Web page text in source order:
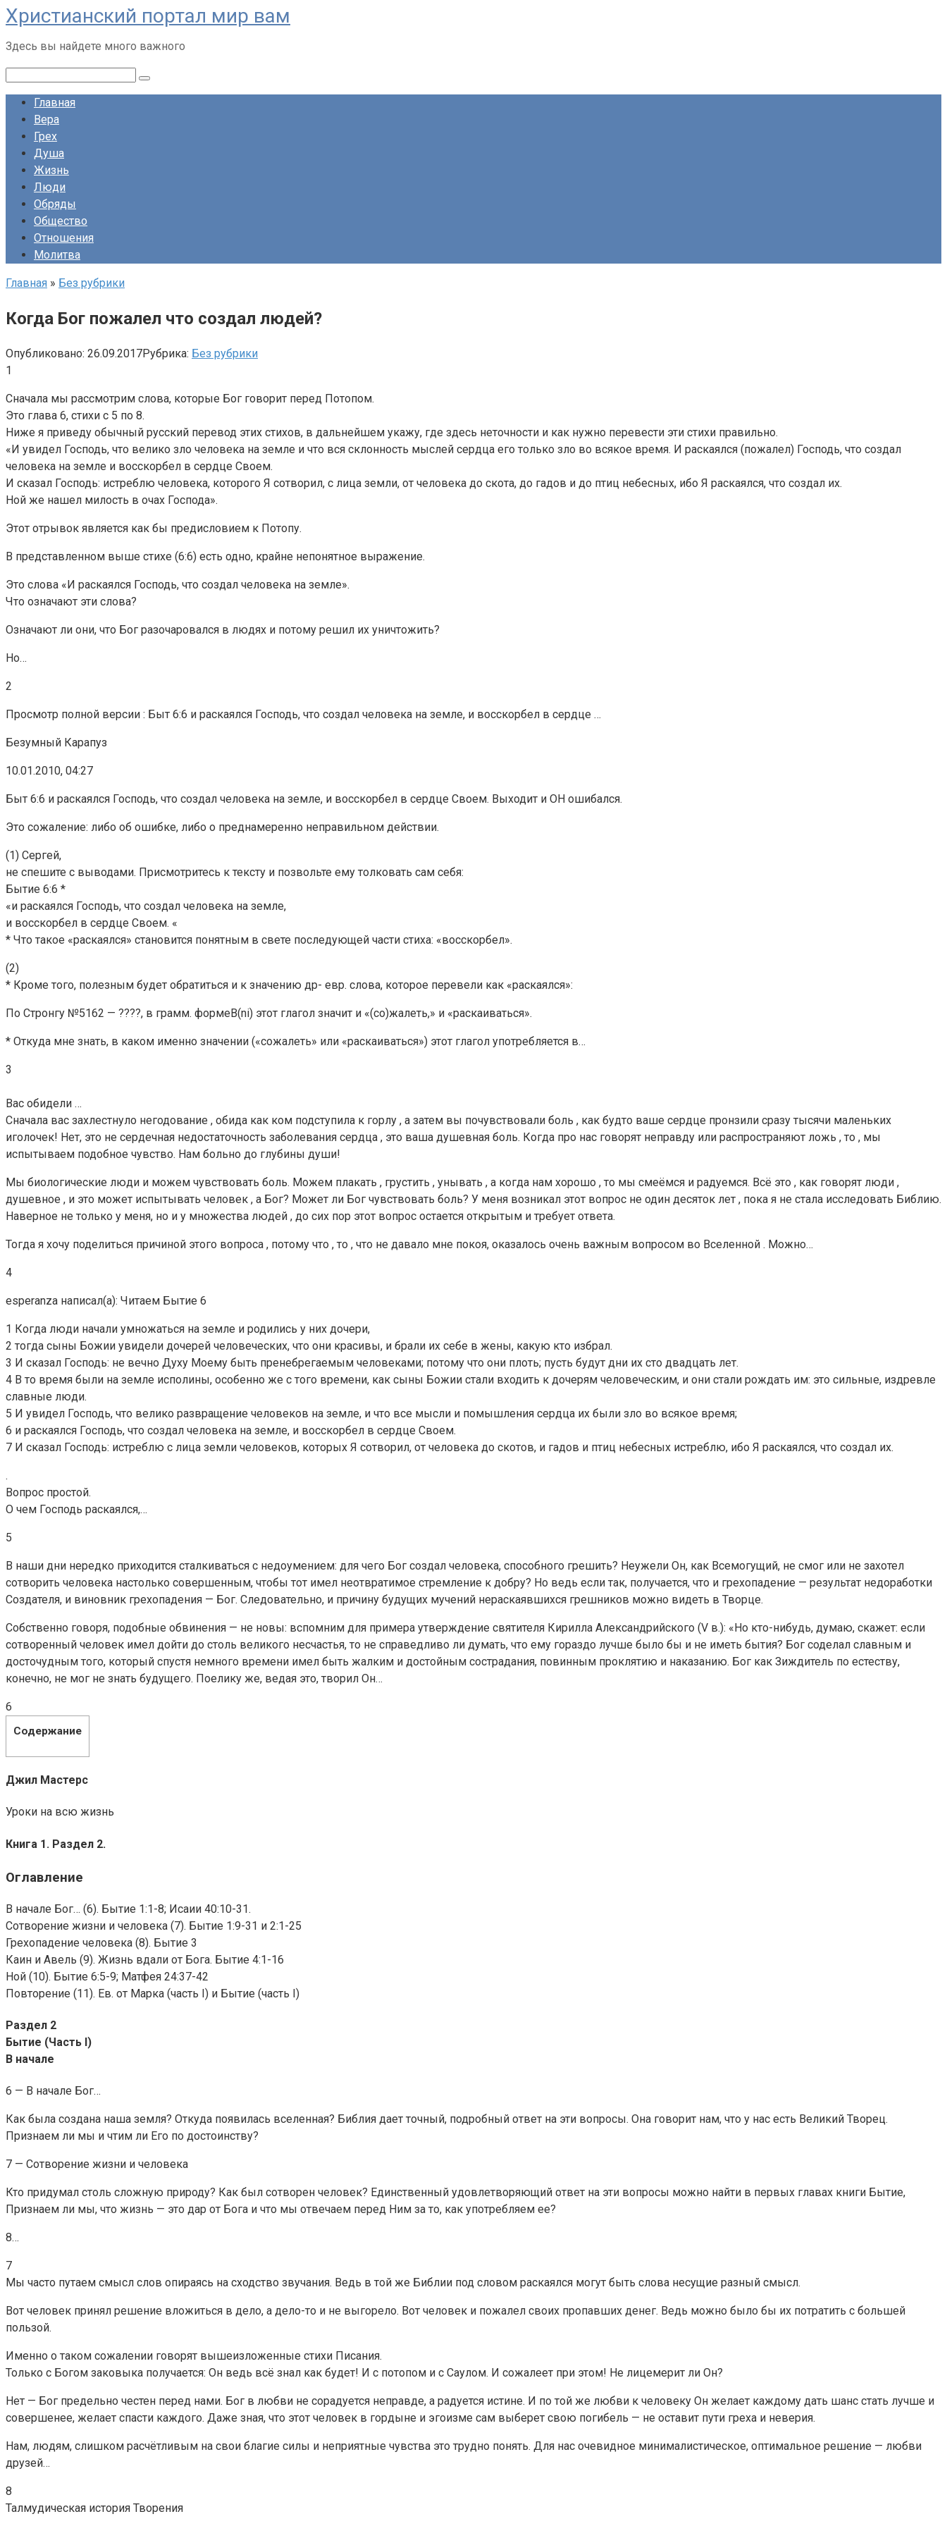
Перейти
к
контенту
Христианский портал мир вам
Здесь вы найдете много важного
Главная
Вера
Грех
Душа
Жизнь
Люди
Обряды
Общество
Отношения
Молитва
Главная » Без рубрики
Когда Бог пожалел что создал людей?
Опубликовано: 26.09.2017Рубрика: Без рубрики
1
Сначала мы рассмотрим слова, которые Бог говорит перед Потопом.
Это глава 6, стихи с 5 по 8.
Ниже я приведу обычный русский перевод этих стихов, в дальнейшем укажу, где здесь неточности и как нужно перевести эти стихи правильно.
«И увидел Господь, что велико зло человека на земле и что вся склонность мыслей сердца его только зло во всякое время. И раскаялся (пожалел) Господь, что создал
человека на земле и восскорбел в сердце Своем.
И сказал Господь: истреблю человека, которого Я сотворил, с лица земли, от человека до скота, до гадов и до птиц небесных, ибо Я раскаялся, что создал их.
Ной же нашел милость в очах Господа».
Этот отрывок является как бы предисловием к Потопу.
В представленном выше стихе (6:6) есть одно, крайне непонятное выражение.
Это слова «И раскаялся Господь, что создал человека на земле».
Что означают эти слова?
Означают ли они, что Бог разочаровался в людях и потому решил их уничтожить?
Но…
2
Просмотр полной версии : Быт 6:6 и раскаялся Господь, что создал человека на земле, и восскорбел в сердце …
Безумный Карапуз
10.01.2010, 04:27
Быт 6:6 и раскаялся Господь, что создал человека на земле, и восскорбел в сердце Своем. Выходит и ОН ошибался.
Это сожаление: либо об ошибке, либо о преднамеренно неправильном действии.
(1) Сергей,
не спешите с выводами. Присмотритесь к тексту и позвольте ему толковать сам себя:
Бытие 6:6 *
«и раскаялся Господь, что создал человека на земле,
и восскорбел в сердце Своем. «
* Что такое «раскаялся» становится понятным в свете последующей части стиха: «восскорбел».
(2)
* Кроме того, полезным будет обратиться и к значению др- евр. слова, которое перевели как «раскаялся»:
По Стронгу №5162 — ????, в грамм. формеB(ni) этот глагол значит и «(со)жалеть,» и «раскаиваться».
* Откуда мне знать, в каком именно значении («сожалеть» или «раскаиваться») этот глагол употребляется в…
3
Вас обидели …
Сначала вас захлестнуло негодование , обида как ком подступила к горлу , а затем вы почувствовали боль , как будто ваше сердце пронзили сразу тысячи маленьких
иголочек! Нет, это не сердечная недостаточность заболевания сердца , это ваша душевная боль. Когда про нас говорят неправду или распространяют ложь , то , мы
испытываем подобное чувство. Нам больно до глубины души!
Мы биологические люди и можем чувствовать боль. Можем плакать , грустить , унывать , а когда нам хорошо , то мы смеёмся и радуемся. Всё это , как говорят люди ,
душевное , и это может испытывать человек , а Бог? Может ли Бог чувствовать боль? У меня возникал этот вопрос не один десяток лет , пока я не стала исследовать Библию.
Наверное не только у меня, но и у множества людей , до сих пор этот вопрос остается открытым и требует ответа.
Тогда я хочу поделиться причиной этого вопроса , потому что , то , что не давало мне покоя, оказалось очень важным вопросом во Вселенной . Можно…
4
esperanza написал(а): Читаем Бытие 6
1 Когда люди начали умножаться на земле и родились у них дочери,
2 тогда сыны Божии увидели дочерей человеческих, что они красивы, и брали их себе в жены, какую кто избрал.
3 И сказал Господь: не вечно Духу Моему быть пренебрегаемым человеками; потому что они плоть; пусть будут дни их сто двадцать лет.
4 В то время были на земле исполины, особенно же с того времени, как сыны Божии стали входить к дочерям человеческим, и они стали рождать им: это сильные, издревле
славные люди.
5 И увидел Господь, что велико развращение человеков на земле, и что все мысли и помышления сердца их были зло во всякое время;
6 и раскаялся Господь, что создал человека на земле, и восскорбел в сердце Своем.
7 И сказал Господь: истреблю с лица земли человеков, которых Я сотворил, от человека до скотов, и гадов и птиц небесных истреблю, ибо Я раскаялся, что создал их.
.
Вопрос простой.
О чем Господь раскаялся,…
5
В наши дни нередко приходится сталкиваться с недоумением: для чего Бог создал человека, способного грешить? Неужели Он, как Всемогущий, не смог или не захотел
сотворить человека настолько совершенным, чтобы тот имел неотвратимое стремление к добру? Но ведь если так, получается, что и грехопадение — результат недоработки
Создателя, и виновник грехопадения — Бог. Следовательно, и причину будущих мучений нераскаявшихся грешников можно видеть в Творце.
Собственно говоря, подобные обвинения — не новы: вспомним для примера утверждение святителя Кирилла Александрийского (V в.): «Но кто-нибудь, думаю, скажет: если
сотворенный человек имел дойти до столь великого несчастья, то не справедливо ли думать, что ему гораздо лучше было бы и не иметь бытия? Бог соделал славным и
досточудным того, который спустя немного времени имел быть жалким и достойным сострадания, повинным проклятию и наказанию. Бог как Зиждитель по естеству,
конечно, не мог не знать будущего. Поелику же, ведая это, творил Он…
6
Содержание
Джил Мастерс
Уроки на всю жизнь
Книга 1. Раздел 2.
Оглавление
В начале Бог… (6). Бытие 1:1-8; Исаии 40:10-31.
Сотворение жизни и человека (7). Бытие 1:9-31 и 2:1-25
Грехопадение человека (8). Бытие 3
Каин и Авель (9). Жизнь вдали от Бога. Бытие 4:1-16
Ной (10). Бытие 6:5-9; Матфея 24:37-42
Повторение (11). Ев. от Марка (часть I) и Бытие (часть I)
Раздел 2
Бытие (Часть I)
В начале
6 — В начале Бог…
Как была создана наша земля? Откуда появилась вселенная? Библия дает точный, подробный ответ на эти вопросы. Она говорит нам, что у нас есть Великий Творец.
Признаем ли мы и чтим ли Его по достоинству?
7 — Сотворение жизни и человека
Кто придумал столь сложную природу? Как был сотворен человек? Единственный удовлетворяющий ответ на эти вопросы можно найти в первых главах книги Бытие,
Признаем ли мы, что жизнь — это дар от Бога и что мы отвечаем перед Ним за то, как употребляем ее?
8…
7
Мы часто путаем смысл слов опираясь на сходство звучания. Ведь в той же Библии под словом раскаялся могут быть слова несущие разный смысл.
Вот человек принял решение вложиться в дело, а дело-то и не выгорело. Вот человек и пожалел своих пропавших денег. Ведь можно было бы их потратить с большей
пользой.
Именно о таком сожалении говорят вышеизложенные стихи Писания.
Только с Богом заковыка получается: Он ведь всё знал как будет! И с потопом и с Саулом. И сожалеет при этом! Не лицемерит ли Он?
Нет — Бог предельно честен перед нами. Бог в любви не сорадуется неправде, а радуется истине. И по той же любви к человеку Он желает каждому дать шанс стать лучше и
совершенее, желает спасти каждого. Даже зная, что этот человек в гордыне и эгоизме сам выберет свою погибель — не оставит пути греха и неверия.
Нам, людям, слишком расчётливым на свои благие силы и неприятные чувства это трудно понять. Для нас очевидное минималистическое, оптимальное решение — любви
друзей…
8
Талмудическая история Творения